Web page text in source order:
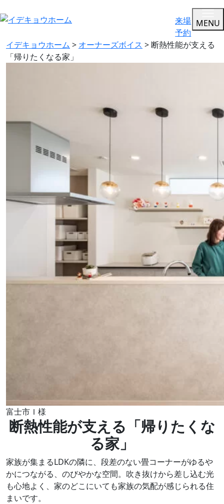
来場
予約
MENU
イデキョウホーム > オーナーズボイス >断熱性能が支える
「帰りたくなる家」
富士市Ｉ様
断熱性能が支える「帰りたくな
る家」
家族が集まるLDKの隣に、段差のない畳コーナーがゆるや
かにつながる、のびやかな空間。吹き抜けから差し込む光
も心地よく、家のどこにいても家族の気配が感じられる住
まいです。